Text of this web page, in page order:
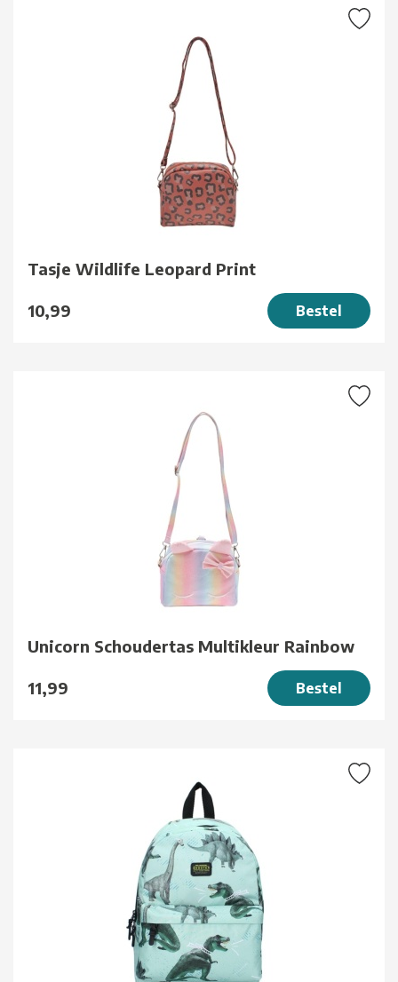
Tasje Wildlife Leopard Print
10,99 Bestel
Unicorn Schoudertas Multikleur Rainbow
11,99 Bestel